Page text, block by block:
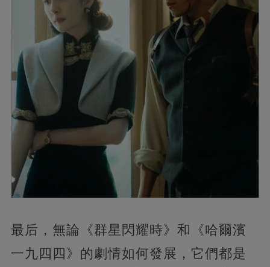
最后，無論《群星閃耀時》和《哈爾濱
一九四四》的劇情如何發展，它們都是